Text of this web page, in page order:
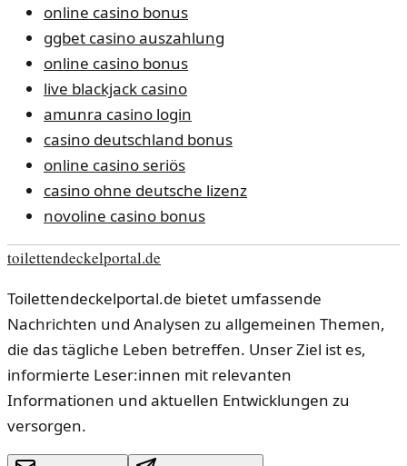
online casino bonus
ggbet casino auszahlung
online casino bonus
live blackjack casino
amunra casino login
casino deutschland bonus
online casino seriös
casino ohne deutsche lizenz
novoline casino bonus
toilettendeckelportal.de
Toilettendeckelportal.de bietet umfassende
Nachrichten und Analysen zu allgemeinen Themen,
die das tägliche Leben betreffen. Unser Ziel ist es,
informierte Leser:innen mit relevanten
Informationen und aktuellen Entwicklungen zu
versorgen.